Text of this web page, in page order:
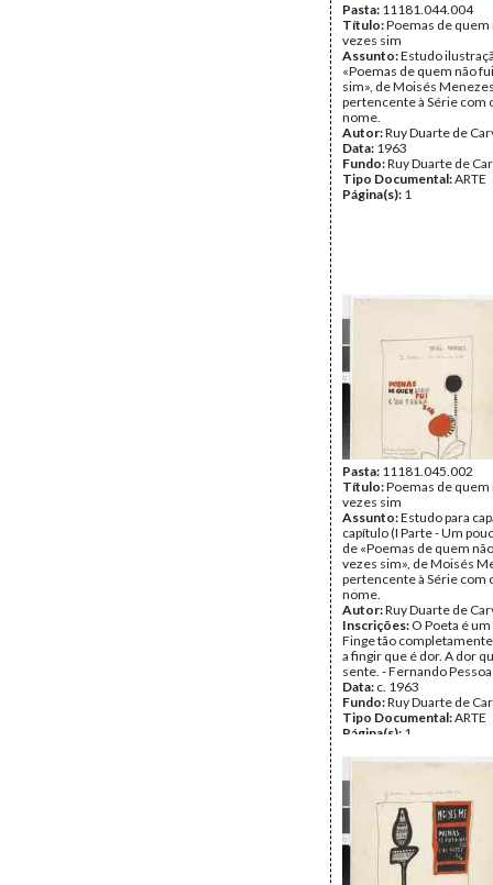
Pasta: 11181.044.004
Título:Poemas de quem
vezes sim
Assunto:Estudo
«Poemas de quem não
sim», de Moisés
pertencente à Série com
nome.
Autor:Ruy Duarte de
Data: 1963
Fundo:Ruy Duarte de
Tipo Documental:ARTE
Página(s): 1
Pasta: 11181.045.002
Título:Poemas de quem
vezes sim
Assunto:Estudo para
capítulo (I Parte - Um
de «Poemas de quem
vezes sim», de Moisés
pertencente à Série com
nome.
Autor:Ruy Duarte de
Inscrições: O Poeta é
Finge tão
a fingir que é dor. A dor
sente. - Fernando Pessoa
Data: c. 1963
Fundo:Ruy Duarte de
Tipo Documental:ARTE
Página(s): 1